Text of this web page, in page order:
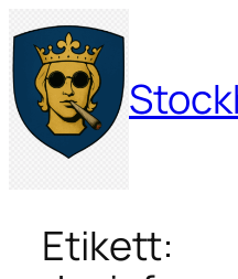
Hoppa
till
innehåll
Etikett: